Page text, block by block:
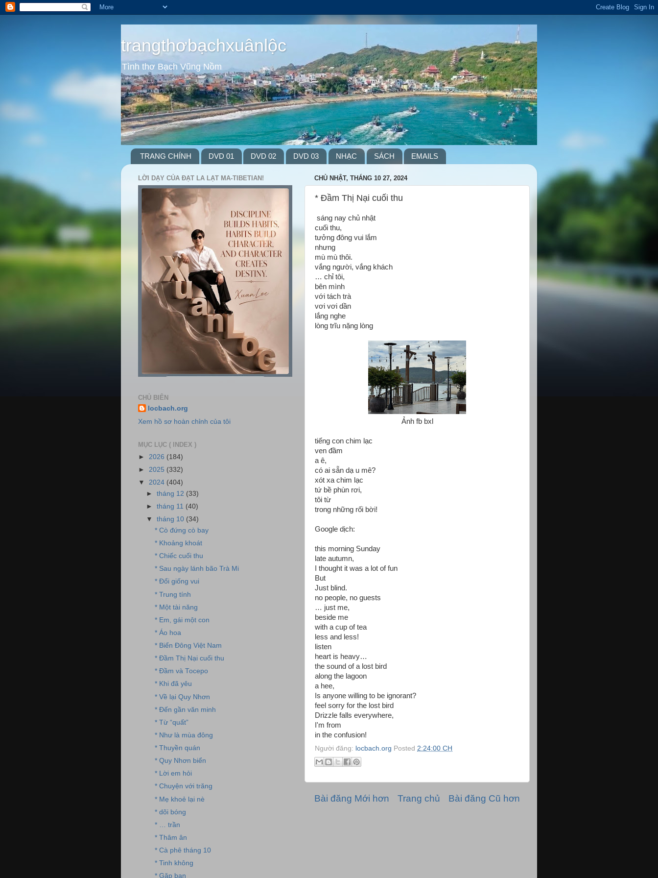
trangthơbạchxuânlộc
Tình thơ Bạch Vũng Nồm
TRANG CHÍNH DVD 01 DVD 02 DVD 03 NHẠC SÁCH EMAILS
CHỦ NHẬT, THÁNG 10 27, 2024
* Đầm Thị Nại cuối thu
sáng nay chủ nhật
cuối thu,
tưởng đông vui lắm
nhưng
mù mù thôi.
vắng người, vắng khách
… chỉ tôi,
bên mình
với tách trà
vơi vơi dần
lắng nghe
lòng trĩu nặng lòng
Ảnh fb bxl
tiếng con chim lạc
ven đầm
a ê,
có ai sẵn dạ u mê?
xót xa chim lạc
tứ bề phùn rơi,
tôi từ
trong những rối bời!
Google dịch:
this morning Sunday
late autumn,
I thought it was a lot of fun
But
Just blind.
no people, no guests
… just me,
beside me
with a cup of tea
less and less!
listen
heart is heavy…
the sound of a lost bird
along the lagoon
a hee,
Is anyone willing to be ignorant?
feel sorry for the lost bird
Drizzle falls everywhere,
I'm from
in the confusion!
Người đăng: locbach.org Posted 2:24:00 CH
Bài đăng Mới hơn Bài đăng Cũ hơn
Trang chủ
LỜI DẠY CỦA ĐẠT LA LẠT MA-TIBETIAN!
CHỦ BIÊN
locbach.org
Xem hồ sơ hoàn chỉnh của tôi
MỤC LỤC ( INDEX )
► 2026 (184)
► 2025 (332)
▼ 2024 (404)
►tháng 12 (33)
►tháng 11 (40)
▼tháng 10 (34)
* Cò đứng cò bay
* Khoảng khoát
* Chiếc cuối thu
* Sau ngày lánh bão Trà Mi
* Đổi giống vui
* Trung tính
* Một tài năng
* Em, gái một con
* Áo hoa
* Biển Đông Việt Nam
* Đầm Thị Nại cuối thu
* Đầm và Tocepo
* Khi đã yêu
* Về lại Quy Nhơn
* Đến gần văn minh
* Từ “quất”
* Như là mùa đông
* Thuyền quán
* Quy Nhơn biển
* Lời em hỏi
* Chuyện với trăng
* Mẹ khoẻ lại nè
* dõi bóng
* … trần
* Thâm ân
* Cà phê tháng 10
* Tinh không
* Gặp bạn